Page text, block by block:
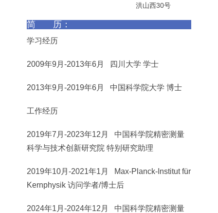
洪山西30号
简 历：
学习经历
2009年9月-2013年6月 四川大学 学士
2013年9月-2019年6月 中国科学院大学 博士
工作经历
2019年7月-2023年12月 中国科学院精密测量
科学与技术创新研究院 特别研究助理
2019年10月-2021年1月 Max-Planck-Institut für
Kernphysik 访问学者/博士后
2024年1月-2024年12月 中国科学院精密测量